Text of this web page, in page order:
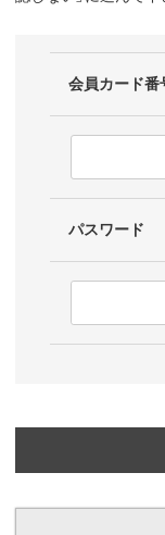
会員カード番
パスワード